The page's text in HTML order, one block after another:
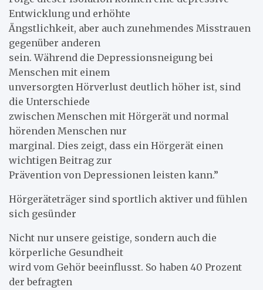
Entwicklung und erhöhte
Ängstlichkeit, aber auch zunehmendes Misstrauen
gegenüber anderen
sein. Während die Depressionsneigung bei
Menschen mit einem
unversorgten Hörverlust deutlich höher ist, sind
die Unterschiede
zwischen Menschen mit Hörgerät und normal
hörenden Menschen nur
marginal. Dies zeigt, dass ein Hörgerät einen
wichtigen Beitrag zur
Prävention von Depressionen leisten kann.”
Hörgeräteträger sind sportlich aktiver und fühlen
sich gesünder
Nicht nur unsere geistige, sondern auch die
körperliche Gesundheit
wird vom Gehör beeinflusst. So haben 40 Prozent
der befragten